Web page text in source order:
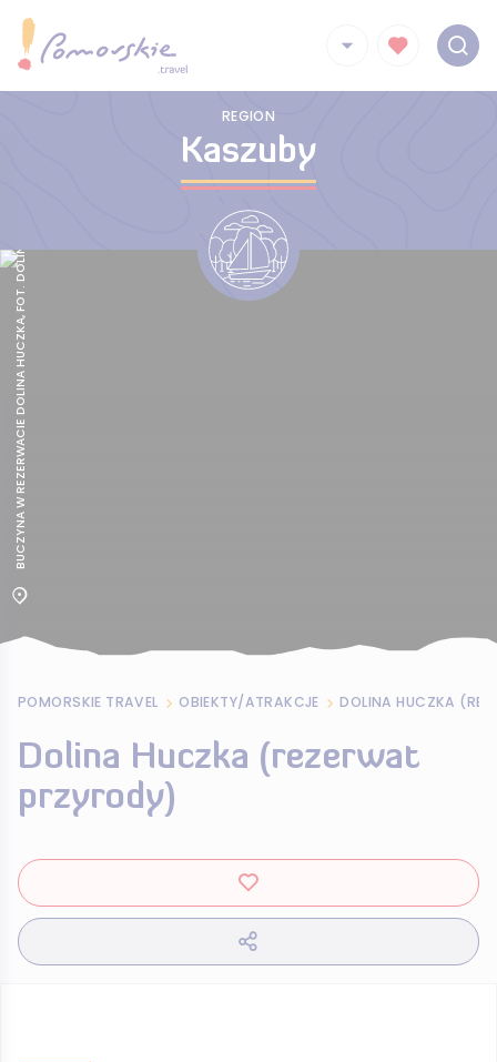
REGION
Kaszuby
BUCZYNA W REZERWACIE DOLINA HUCZKA, FOT. DOLINALUPI.PL
POMORSKIE TRAVEL OBIEKTY/ATRAKCJE DOLINA HUCZKA
Dolina Huczka (rezerwat
przyrody)